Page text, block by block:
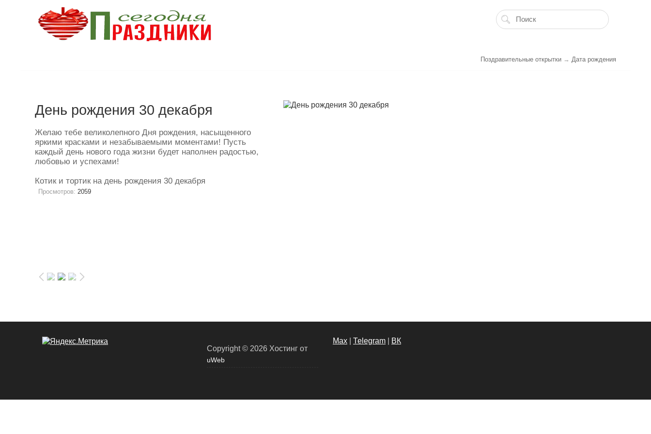
Поздравительные открытки → Дата рождения
День рождения 30 декабря
Желаю тебе великолепного Дня рождения, насыщенного
яркими красками и незабываемыми моментами! Пусть
каждый день нового года жизни будет наполнен радостью,
любовью и успехами!
Котик и тортик на день рождения 30 декабря
Просмотров: 2059
Copyright © 2026 Хостинг от
uWeb
Max Теlegram ВК